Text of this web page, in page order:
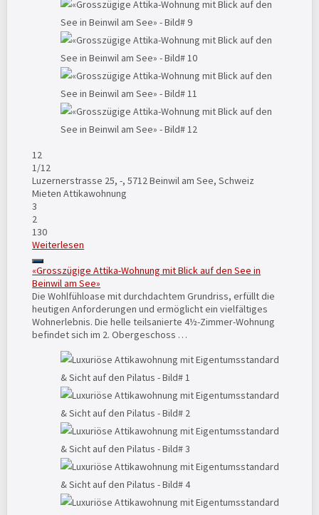
12
1 /12
Luzernerstrasse 25, -, 5712 Beinwil am See, Schweiz
Mieten Attikawohnung
3
2
130
Weiterlesen
«Grosszügige Attika-Wohnung mit Blick auf den See in
Beinwil am See»
Die Wohlfühloase mit durchdachtem Grundriss, erfüllt die
heutigen Anforderungen und ermöglicht ein vielfältiges
Wohnerlebnis. Die helle teilsanierte 4½-Zimmer-Wohnung
befindet sich im 2. Obergeschoss …